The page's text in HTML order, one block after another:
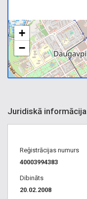
+
−
Juridiskā informācija
Reģistrācijas numurs
40003994383
Dibināts
20.02.2008